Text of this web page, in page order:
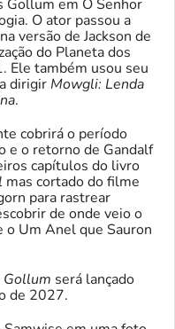
Gollum em O Senhor
O ator passou a
versão de Jackson de
do Planeta dos
Ele também usou seu
dirigir Mowgli: Lenda
.
cobrirá o período
e o retorno de Gandalf
capítulos do livro
mas cortado do filme
para rastrear
de onde veio o
Um Anel que Sauron
Gollum será lançado
de 2027.